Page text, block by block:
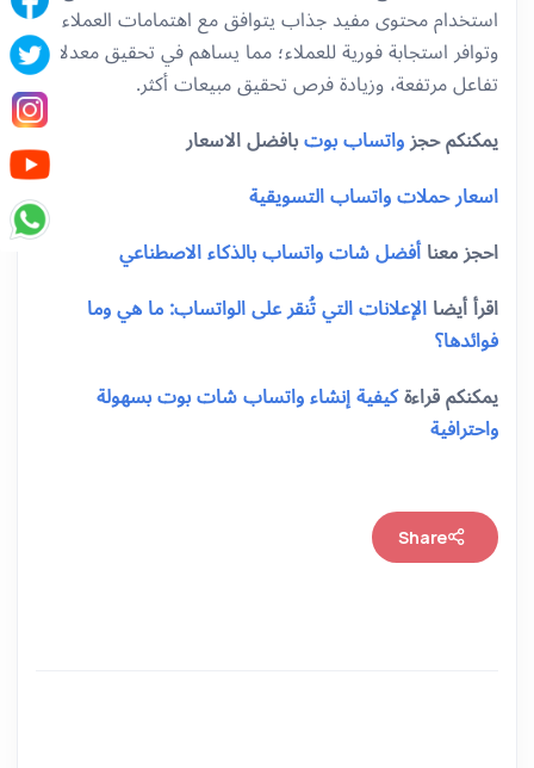
استخدام محتوى مفيد جذاب يتوافق مع اهتمامات العملاء
وتوافر استجابة فورية للعملاء؛ مما يساهم في تحقيق معدلات
تفاعل مرتفعة، وزيادة فرص تحقيق مبيعات أكثر.
يمكنكم حجزواتساب بوتبافضل الاسعار
اسعار حملات واتساب التسويقية
احجز معناأفضل شات واتساب بالذكاء الاصطناعي
اقرأ أيضاالإعلانات التي تُنقر على الواتساب: ما هي وما
فوائدها؟
يمكنكم قراءةكيفية إنشاء واتساب شات بوت بسهولة
واحترافية
Share